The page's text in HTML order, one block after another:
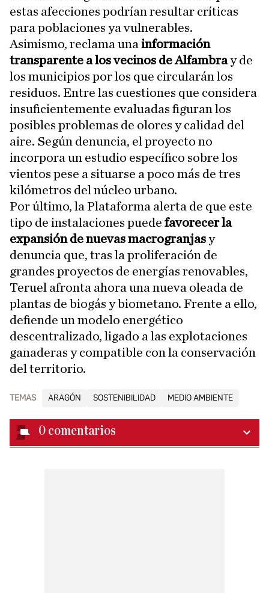
estas afecciones podrían resultar críticas
para poblaciones ya vulnerables.
Asimismo, reclama una información
transparente a los vecinos de Alfambray de
los municipios por los que circularán los
residuos. Entre las cuestiones que considera
insuficientemente evaluadas figuran los
posibles problemas de olores y calidad del
aire. Según denuncia, el proyecto no
incorpora un estudio específico sobre los
vientos pese a situarse a poco más de tres
kilómetros del núcleo urbano.
Por último, la Plataforma alerta de que este
tipo de instalaciones puede favorecer la
expansión de nuevas macrogranjasy
denuncia que, tras la proliferación de
grandes proyectos de energías renovables,
Teruel afronta ahora una nueva oleada de
plantas de biogás y biometano. Frente a ello,
defiende un modelo energético
descentralizado, ligado a las explotaciones
ganaderas y compatible con la conservación
del territorio.
TEMAS ARAGÓN SOSTENIBILIDAD MEDIO AMBIENTE
0 comentarios